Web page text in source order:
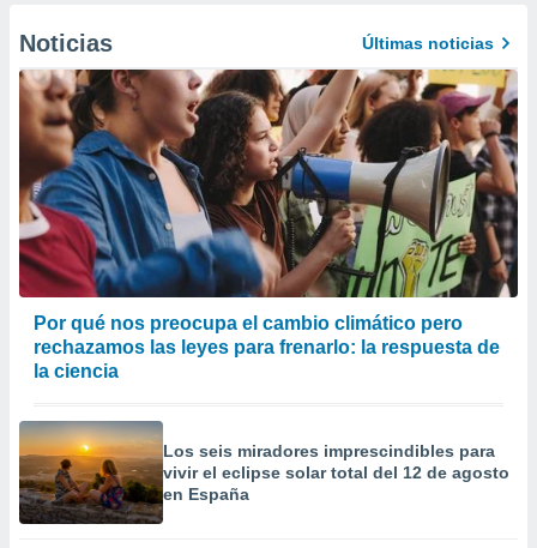
Noticias Últimas noticias
Por qué nos preocupa el cambio climático pero
rechazamos las leyes para frenarlo: la respuesta de
la ciencia
Los seis miradores imprescindibles para
vivir el eclipse solar total del 12 de agosto
en España